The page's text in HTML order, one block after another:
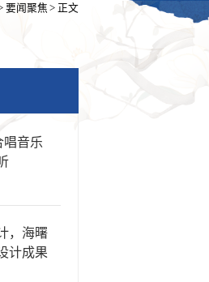
要闻聚焦 > 正文
唱音乐
，海曙
计成果